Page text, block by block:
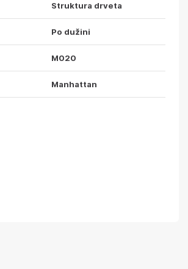
Struktura drveta
Po dužini
M020
Manhattan